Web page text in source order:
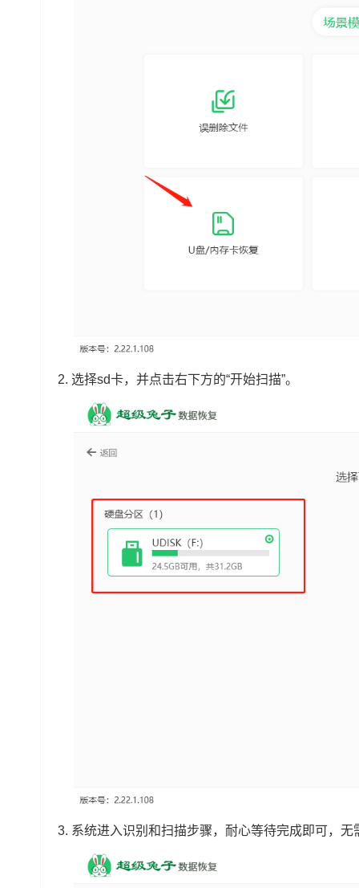
2. 选择sd卡，并点击右下方的“开始扫描”。
3. 系统进入识别和扫描步骤，耐心等待完成即可，无